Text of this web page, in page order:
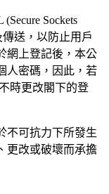
(Secure Sockets
送，以防止用戶
網上登記後，本公
人密碼，因此，若
時更改閣下的登
不可抗力下所發生
更改或破壞而承擔